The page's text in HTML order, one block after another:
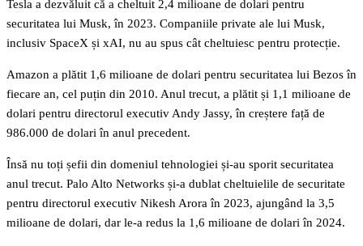
Tesla a dezvăluit că a cheltuit 2,4 milioane de dolari pentru
securitatea lui Musk, în 2023. Companiile private ale lui Musk,
inclusiv SpaceX și xAI, nu au spus cât cheltuiesc pentru protecție.
Amazon a plătit 1,6 milioane de dolari pentru securitatea lui Bezos în
fiecare an, cel puțin din 2010. Anul trecut, a plătit și 1,1 milioane de
dolari pentru directorul executiv Andy Jassy, în creștere față de
986.000 de dolari în anul precedent.
Însă nu toți șefii din domeniul tehnologiei și-au sporit securitatea
anul trecut. Palo Alto Networks și-a dublat cheltuielile de securitate
pentru directorul executiv Nikesh Arora în 2023, ajungând la 3,5
milioane de dolari, dar le-a redus la 1,6 milioane de dolari în 2024.